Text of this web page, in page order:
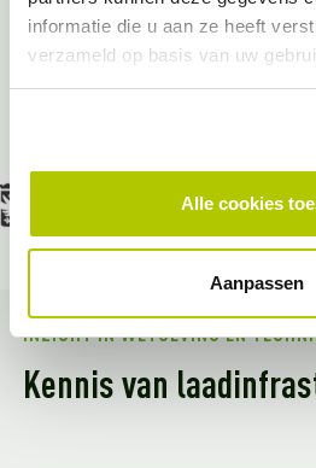
informatie die u aan ze heeft
verzameld op basis van uw
Alle cookies
Aanpassen
Partner van
INZICHT IN WETGEVING EN
Kennis van